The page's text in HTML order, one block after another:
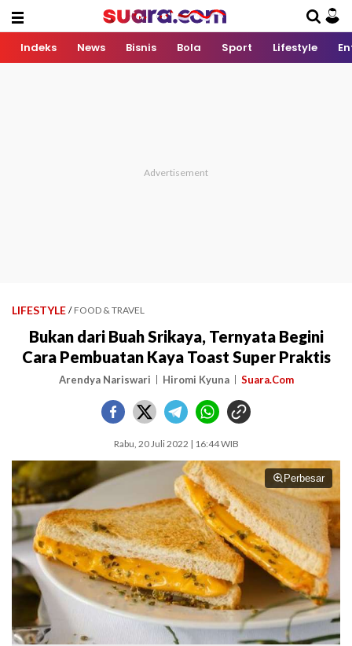
Indeks News Bisnis Bola Sport Lifestyle
LIFESTYLE / FOOD & TRAVEL
Bukan dari Buah Srikaya, Ternyata Begini
Cara Pembuatan Kaya Toast Super Praktis
Arendya Nariswari Hiromi Kyuna Suara.Com
Rabu, 20 Juli 2022 | 16:44 WIB
Perbesar